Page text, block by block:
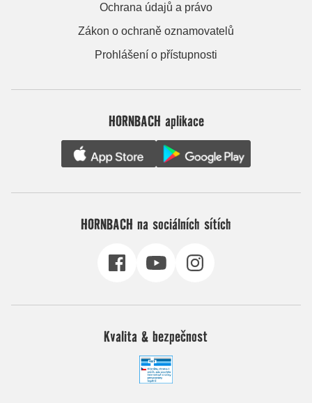
Ochrana údajů a právo
Zákon o ochraně oznamovatelů
Prohlášení o přístupnosti
HORNBACH aplikace
HORNBACH na sociálních sítích
Kvalita & bezpečnost